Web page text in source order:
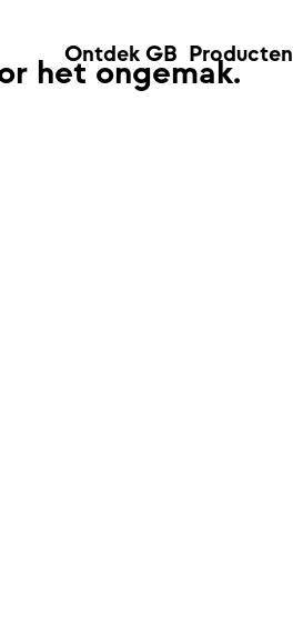
Ontdek GB Producten
het ongemak.